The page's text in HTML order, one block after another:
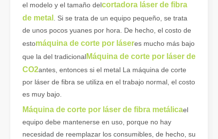
¿Qué es el corte por láser de tubos?
El corte por láser de tubos es una tecnología clave en la
el modelo y el tamaño delcortadora láser de fibra
de metal
. Si se trata de un equipo pequeño, se trata
de unos pocos yuanes por hora. De hecho, el costo de
estomáquina de corte por láseres mucho más bajo
que la del tradicionalMáquina de corte por láser de
CO2antes, entonces si el metal La máquina de corte
por láser de fibra se utiliza en el trabajo normal, el costo
es muy bajo.
Máquina de corte por láser de fibra metálicael
equipo debe mantenerse en uso, porque no hay
necesidad de reemplazar los consumibles, de hecho, su